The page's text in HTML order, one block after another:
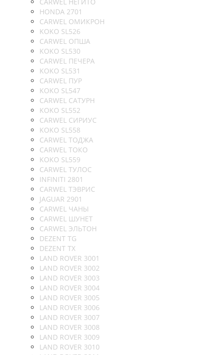
HONDA 2701
CARWEL ОМИКРОН
KOKO SL526
CARWEL ОПША
KOKO SL530
CARWEL ПЕЧЕРА
KOKO SL531
CARWEL ПУР
KOKO SL547
CARWEL САТУРН
KOKO SL552
CARWEL СИРИУС
KOKO SL558
CARWEL ТОДЖА
CARWEL ТОКО
KOKO SL559
CARWEL ТУЛОС
INFINITI 2801
CARWEL ТЭВРИС
JAGUAR 2901
CARWEL ЧАНЫ
CARWEL ШУНЕТ
CARWEL ЭЛЬТОН
DEZENT TG
DEZENT TX
LAND ROVER 3001
LAND ROVER 3002
LAND ROVER 3003
LAND ROVER 3004
LAND ROVER 3005
LAND ROVER 3006
LAND ROVER 3007
LAND ROVER 3008
LAND ROVER 3009
LAND ROVER 3010